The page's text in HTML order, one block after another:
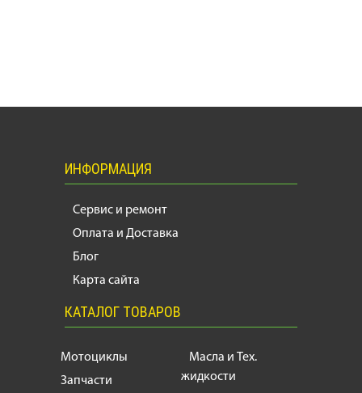
ИНФОРМАЦИЯ
Сервис и ремонт
Оплата и Доставка
Блог
Карта сайта
КАТАЛОГ ТОВАРОВ
Мотоциклы
Запчасти
Масла и Тех.
жидкости